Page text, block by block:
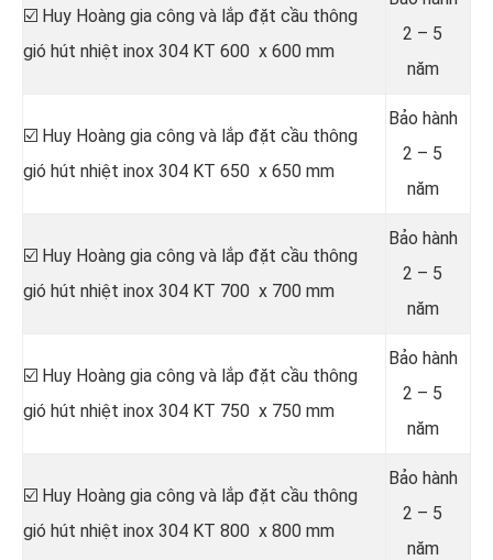
☑️ Huy Hoàng gia công và lắp đặt cầu thông
gió hút nhiệt inox 304 KT 600 x 600 mm
2 – 5
năm
☑️ Huy Hoàng gia công và lắp đặt cầu thông
gió hút nhiệt inox 304 KT 650 x 650 mm
Bảo hành
2 – 5
năm
☑️ Huy Hoàng gia công và lắp đặt cầu thông
gió hút nhiệt inox 304 KT 700 x 700 mm
Bảo hành
2 – 5
năm
☑️ Huy Hoàng gia công và lắp đặt cầu thông
gió hút nhiệt inox 304 KT 750 x 750 mm
Bảo hành
2 – 5
năm
☑️ Huy Hoàng gia công và lắp đặt cầu thông
gió hút nhiệt inox 304 KT 800 x 800 mm
Bảo hành
2 – 5
năm